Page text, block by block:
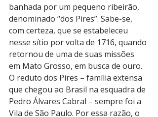
banhada por um pequeno ribeirão,
denominado “dos Pires”. Sabe-se,
com certeza, que se estabeleceu
nesse sítio por volta de 1716, quando
retornou de uma de suas missões
em Mato Grosso, em busca de ouro.
O reduto dos Pires – família extensa
que chegou ao Brasil na esquadra de
Pedro Álvares Cabral – sempre foi a
Vila de São Paulo. Por essa razão, o